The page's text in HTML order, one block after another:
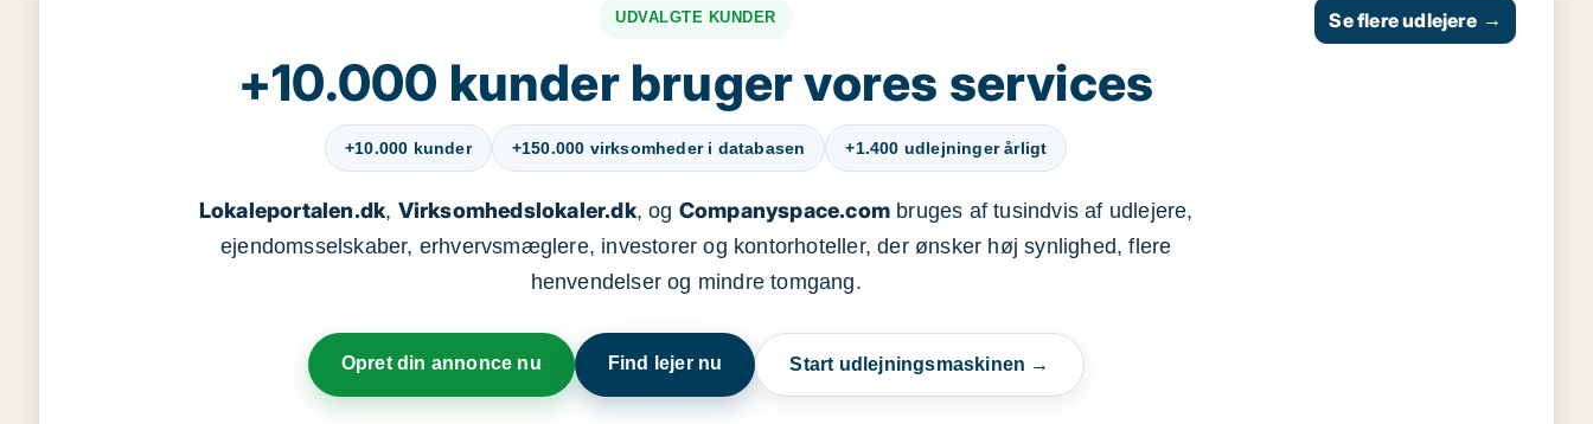
UDVALGTE KUNDER
+10.000 kunder bruger vores services
+10.000 kunder +150.000 virksomheder i databasen +1.400 udlejninger årligt
Lokaleportalen.dk, Virksomhedslokaler.dk, og Companyspace.combruges af tusindvis af udlejere,
ejendomsselskaber, erhvervsmæglere, investorer og kontorhoteller, der ønsker høj synlighed, flere
henvendelser og mindre tomgang.
Opret din annonce nu Find lejer nu Start udlejningsmaskinen →
Se flere udlejere →